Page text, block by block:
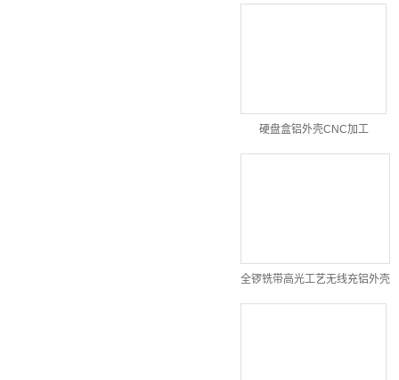
硬盘盒铝外壳CNC加工
全锣铣带高光工艺无线充铝外壳